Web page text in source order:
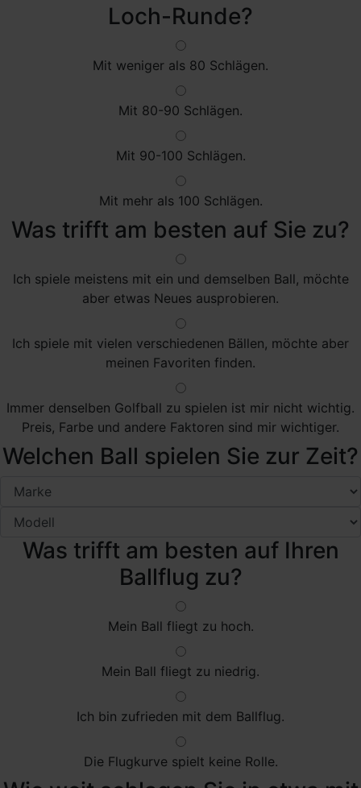
Loch-Runde?
Mit weniger als 80 Schlägen.
Mit 80-90 Schlägen.
Mit 90-100 Schlägen.
Mit mehr als 100 Schlägen.
Was trifft am besten auf Sie zu?
Ich spiele meistens mit ein und demselben Ball, möchte
aber etwas Neues ausprobieren.
Ich spiele mit vielen verschiedenen Bällen, möchte aber
meinen Favoriten finden.
Immer denselben Golfball zu spielen ist mir nicht wichtig.
Preis, Farbe und andere Faktoren sind mir wichtiger.
Welchen Ball spielen Sie zur Zeit?
Was trifft am besten auf Ihren
Ballflug zu?
Mein Ball fliegt zu hoch.
Mein Ball fliegt zu niedrig.
Ich bin zufrieden mit dem Ballflug.
Die Flugkurve spielt keine Rolle.